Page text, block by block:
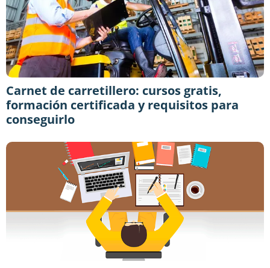
Carnet de carretillero: cursos gratis,
formación certificada y requisitos para
conseguirlo